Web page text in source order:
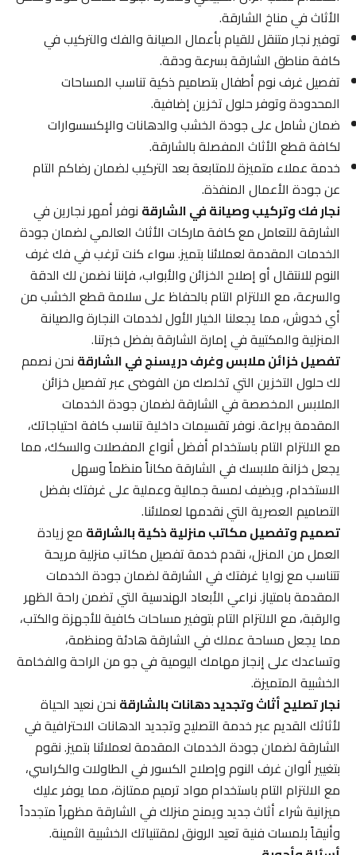
الأثاث في مناخ الشارقة.
توفير نجار متنقل للقيام بأعمال الصيانة والفك والتركيب في
كافة مناطق الشارقة بسرعة ودقة.
تفصيل غرف نوم أطفال بتصاميم ذكية تناسب المساحات
المحدودة وتوفر حلول تخزين إضافية.
ضمان شامل على جودة الخشب والدهانات والإكسسوارات
لكافة قطع الأثاث المفصلة بالشارقة.
خدمة عملاء متميزة للمتابعة بعد التركيب لضمان رضاكم التام
عن جودة الأعمال المنفذة.
نجار فك وتركيب وصيانة في الشارقةنوفر أمهر نجارين في
الشارقة للتعامل مع كافة ماركات الأثاث العالمي لضمان جودة
الخدمات المقدمة لعملائنا بتميز. سواء كنت ترغب في فك غرف
النوم للانتقال أو إصلاح الخزائن والأبواب، فإننا نضمن لك الدقة
والسرعة، مع الالتزام التام بالحفاظ على سلامة قطع الخشب من
أي خدوش، مما يجعلنا الخيار الأول لخدمات النجارة والصيانة
المنزلية والمكتبية في إمارة الشارقة بفضل خبرتنا.
تفصيل خزائن ملابس وغرف دريسنج في الشارقةنحن نصمم
لك حلول التخزين التي تخلصك من الفوضى عبر تفصيل خزائن
الملابس المخصصة في الشارقة لضمان جودة الخدمات
المقدمة ببراعة. نوفر تقسيمات داخلية تناسب كافة احتياجاتك،
مع الالتزام التام باستخدام أفضل أنواع المفصلات والسكك، مما
يجعل خزانة ملابسك في الشارقة مكاناً منظماً وسهل
الاستخدام، ويضيف لمسة جمالية وعملية على غرفتك بفضل
التصاميم العصرية التي نقدمها لعملائنا.
تصميم وتفصيل مكاتب منزلية ذكية بالشارقةمع زيادة
العمل من المنزل، نقدم خدمة تفصيل مكاتب منزلية مريحة
تتناسب مع زوايا غرفتك في الشارقة لضمان جودة الخدمات
المقدمة بامتياز. نراعي الأبعاد الهندسية التي تضمن راحة الظهر
والرقبة، مع الالتزام التام بتوفير مساحات كافية للأجهزة والكتب،
مما يجعل مساحة عملك في الشارقة هادئة ومنظمة،
وتساعدك على إنجاز مهامك اليومية في جو من الراحة والفخامة
الخشبية المتميزة.
نجار تصليح أثاث وتجديد دهانات بالشارقةنحن نعيد الحياة
لأثاثك القديم عبر خدمة التصليح وتجديد الدهانات الاحترافية في
الشارقة لضمان جودة الخدمات المقدمة لعملائنا بتميز. نقوم
بتغيير ألوان غرف النوم وإصلاح الكسور في الطاولات والكراسي،
مع الالتزام التام باستخدام مواد ترميم ممتازة، مما يوفر عليك
ميزانية شراء أثاث جديد ويمنح منزلك في الشارقة مظهراً متجدداً
وأنيقاً بلمسات فنية تعيد الرونق لمقتنياتك الخشبية الثمينة.